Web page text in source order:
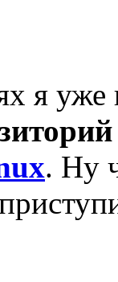
я уже
. Ну